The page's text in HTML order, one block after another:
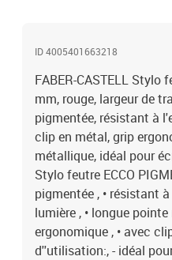
ID 4005401663218
FABER-CASTELL Stylo
mm, rouge, largeur de
pigmentée, résistant à
clip en métal, grip
métallique, idéal pour
Stylo feutre ECCO
pigmentée , • résistant
lumière , • longue
ergonomique , • avec
d''utilisation:, - idéal